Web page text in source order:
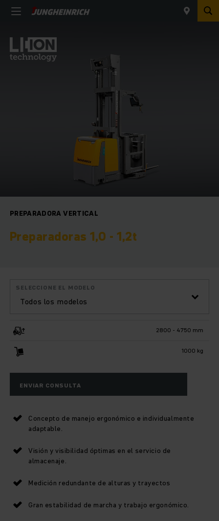
PREPARADORA VERTICAL
Preparadoras 1,0 - 1,2t
Todos los modelos
SELECCIONE EL MODELO
2800 - 4750 mm
1000 kg
ENVIAR CONSULTA
Concepto de manejo ergonómico e individualmente
adaptable.
Visión y visibilidad óptimas en el servicio de
almacenaje.
Medición redundante de alturas y trayectos
Gran estabilidad de marcha y trabajo ergonómico.